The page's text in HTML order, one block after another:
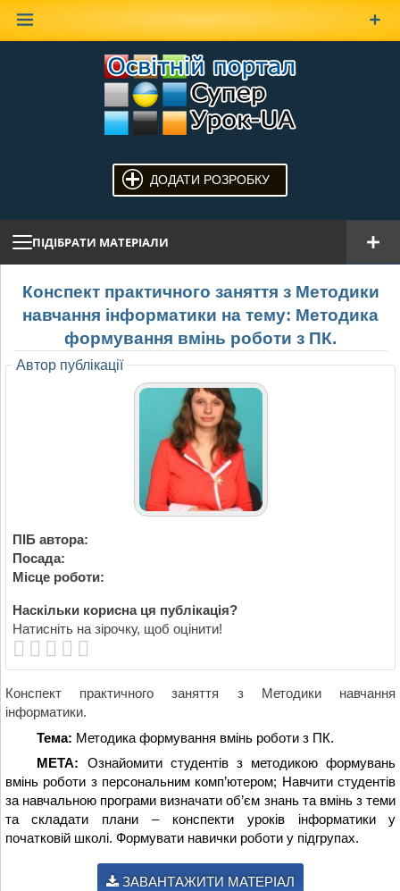
ДОДАТИ РОЗРОБКУ
ПІДІБРАТИ МАТЕРІАЛИ
Конспект практичного заняття з Методики
навчання інформатики на тему: Методика
формування вмінь роботи з ПК.
Автор публікації
ПІБ автора:
Посада:
Місце роботи:
Наскільки корисна ця публікація?
Натисніть на зірочку, щоб оцінити!
Конспект практичного заняття з Методики навчання
інформатики.
Тема: Методика формування вмінь роботи з ПК.
МЕТА: Ознайомити студентів з методикою формувань
вмінь роботи з персональним комп’ютером; Навчити студентів
за навчальною програми визначати об’єм знань та вмінь з теми
та складати плани – конспекти уроків інформатики у
початковій школі. Формувати навички роботи у підгрупах.
ЗАВАНТАЖИТИ МАТЕРІАЛ